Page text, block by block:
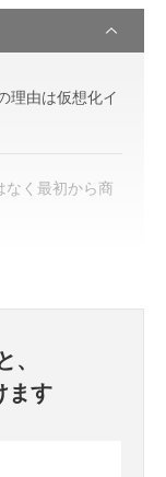
理由は仮想化イ
く最初から商
ます